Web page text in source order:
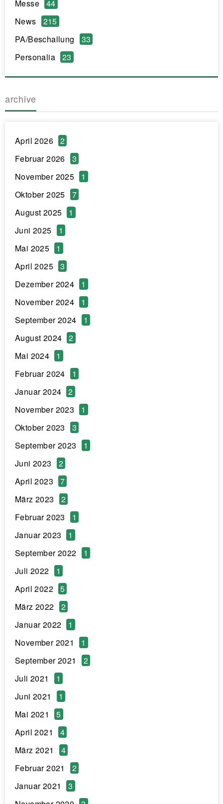
Messe
44
News
215
PA/Beschallung
33
Personalia
23
archive
April 2026
2
Februar 2026
3
November 2025
1
Oktober 2025
7
August 2025
1
Juni 2025
1
Mai 2025
1
April 2025
3
Dezember 2024
1
November 2024
1
September 2024
1
August 2024
2
Mai 2024
1
Februar 2024
1
Januar 2024
2
November 2023
1
Oktober 2023
3
September 2023
1
Juni 2023
2
April 2023
7
März 2023
2
Februar 2023
1
Januar 2023
1
September 2022
1
Juli 2022
1
April 2022
5
März 2022
2
Januar 2022
1
November 2021
1
September 2021
2
Juli 2021
1
Juni 2021
1
Mai 2021
5
April 2021
4
März 2021
4
Februar 2021
2
Januar 2021
3